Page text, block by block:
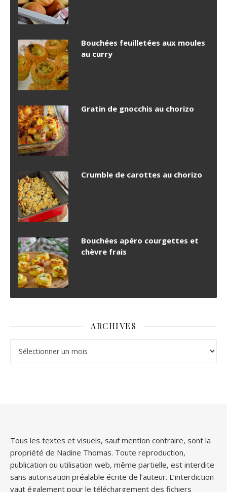
Bouchées feuilletées aux moules
au curry
Gratin de gnocchis au chorizo
Crumble de carottes au chorizo
Bouchées apéro courgettes et
chèvre frais
ARCHIVES
Tous les textes et visuels, sauf mention contraire, sont la
propriété de Nadine Thomas. Toute reproduction,
publication ou utilisation web, même partielle, est interdite
sans autorisation préalable écrite de l’auteur. L’interdiction
vaut également pour le téléchargement des fichiers